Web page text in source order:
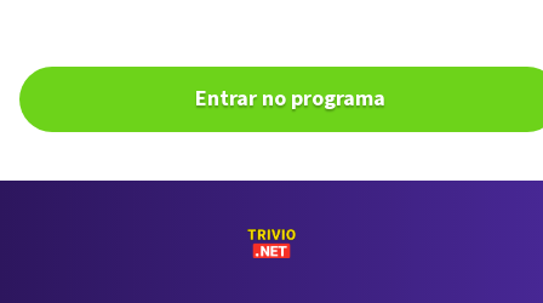
Entrar no programa